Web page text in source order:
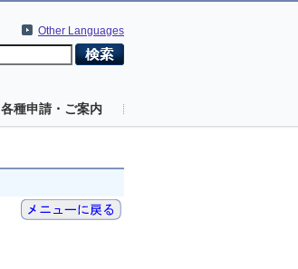
Other Languages
各種申請・ご案内